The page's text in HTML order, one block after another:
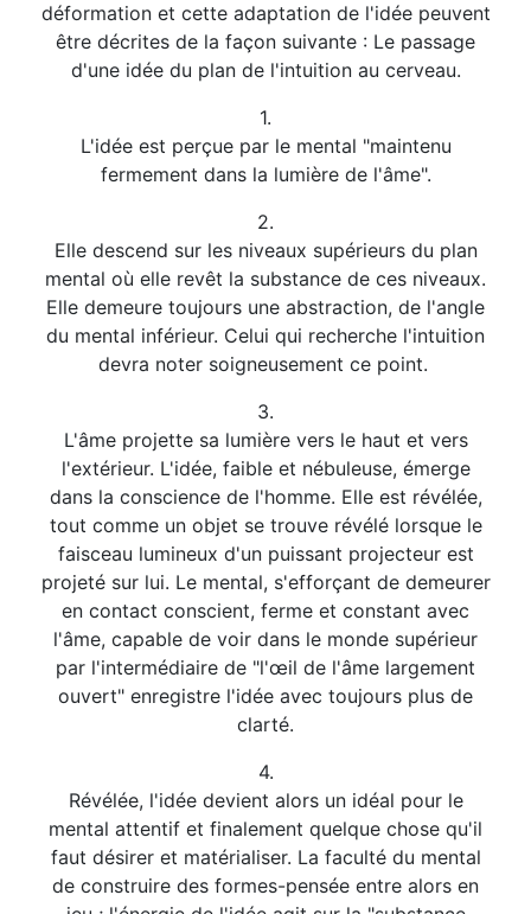
déformation et cette adaptation de l'idée peuvent
être décrites de la façon suivante : Le passage
d'une idée du plan de l'intuition au cerveau.
1.
L'idée est perçue par le mental "maintenu
fermement dans la lumière de l'âme".
2.
Elle descend sur les niveaux supérieurs du plan
mental où elle revêt la substance de ces niveaux.
Elle demeure toujours une abstraction, de l'angle
du mental inférieur. Celui qui recherche l'intuition
devra noter soigneusement ce point.
3.
L'âme projette sa lumière vers le haut et vers
l'extérieur. L'idée, faible et nébuleuse, émerge
dans la conscience de l'homme. Elle est révélée,
tout comme un objet se trouve révélé lorsque le
faisceau lumineux d'un puissant projecteur est
projeté sur lui. Le mental, s'efforçant de demeurer
en contact conscient, ferme et constant avec
l'âme, capable de voir dans le monde supérieur
par l'intermédiaire de "l'œil de l'âme largement
ouvert" enregistre l'idée avec toujours plus de
clarté.
4.
Révélée, l'idée devient alors un idéal pour le
mental attentif et finalement quelque chose qu'il
faut désirer et matérialiser. La faculté du mental
de construire des formes-pensée entre alors en